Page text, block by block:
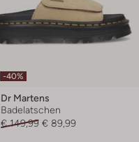
-40%
Dr Martens
Badelatschen
€ 149,99 € 89,99